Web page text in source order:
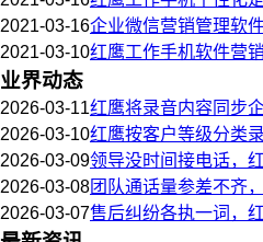
2021-03-16企业微信营销管理软
2021-03-10红鹰工作手机软件营
业界动态
2026-03-11红鹰将录音内容同步
2026-03-10红鹰按客户等级分类
2026-03-09领导没时间接电话，
2026-03-08团队通话量参差不齐
2026-03-07售后纠纷各执一词，